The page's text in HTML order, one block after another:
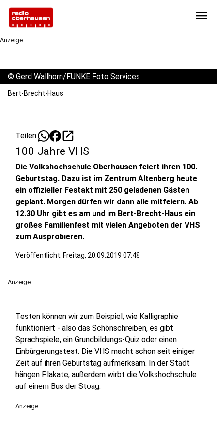
menu
Anzeige
© Gerd Wallhorn/FUNKE Foto Services
Bert-Brecht-Haus
Teilen: open_in_new
100 Jahre VHS
Die Volkshochschule Oberhausen feiert ihren 100.
Geburtstag. Dazu ist im Zentrum Altenberg heute
ein offizieller Festakt mit 250 geladenen Gästen
geplant. Morgen dürfen wir dann alle mitfeiern. Ab
12.30 Uhr gibt es am und im Bert-Brecht-Haus ein
großes Familienfest mit vielen Angeboten der VHS
zum Ausprobieren.
Veröffentlicht: Freitag, 20.09.2019 07:48
Anzeige
Testen können wir zum Beispiel, wie Kalligraphie
funktioniert - also das Schönschreiben, es gibt
Sprachspiele, ein Grundbildungs-Quiz oder einen
Einbürgerungstest. Die VHS macht schon seit einiger
Zeit auf ihren Geburtstag aufmerksam. In der Stadt
hängen Plakate, außerdem wirbt die Volkshochschule
auf einem Bus der Stoag.
Anzeige